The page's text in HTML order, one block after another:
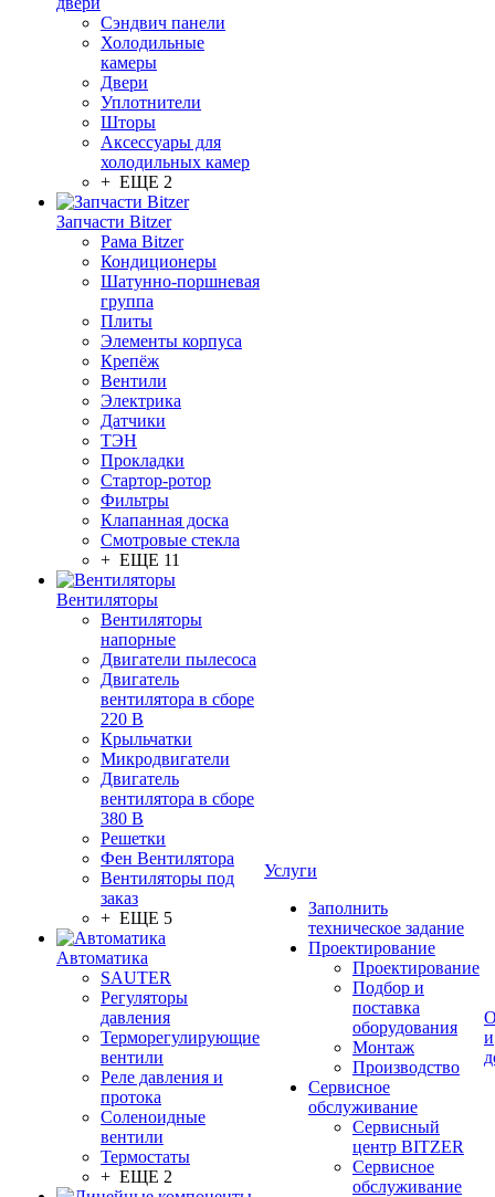
Сэндвич панели
Холодильные
камеры
Двери
Уплотнители
Шторы
Аксессуары для
холодильных камер
+ ЕЩЕ 2
Запчасти Bitzer
Рама Bitzer
Кондиционеры
Шатунно-поршневая
группа
Плиты
Элементы корпуса
Крепёж
Вентили
Электрика
Датчики
ТЭН
Прокладки
Стартор-ротор
Фильтры
Клапанная доска
Смотровые стекла
+ ЕЩЕ 11
Вентиляторы
Вентиляторы
напорные
Двигатели пылесоса
Двигатель
вентилятора в сборе
220 В
Крыльчатки
Микродвигатели
Двигатель
вентилятора в сборе
380 В
Решетки
Фен Вентилятора
Вентиляторы под
заказ
+ ЕЩЕ 5
Автоматика
SAUTER
Регуляторы
давления
Терморегулирующие
вентили
Реле давления и
протока
Соленоидные
вентили
Термостаты
+ ЕЩЕ 2
Услуги
Заполнить
техническое задание
Проектирование
Проектирование
Подбор и
поставка
оборудования
Монтаж
Производство
Сервисное
обслуживание
Сервисный
центр BITZER
Сервисное
обслуживание
и